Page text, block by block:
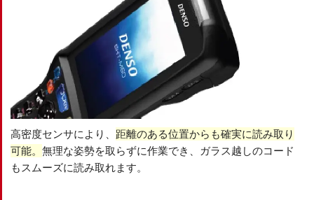
高密度センサにより、 距離のある位置からも確実に読み取り
可能。 無理な姿勢を取らずに作業でき、ガラス越しのコード
もスムーズに読み取れます。